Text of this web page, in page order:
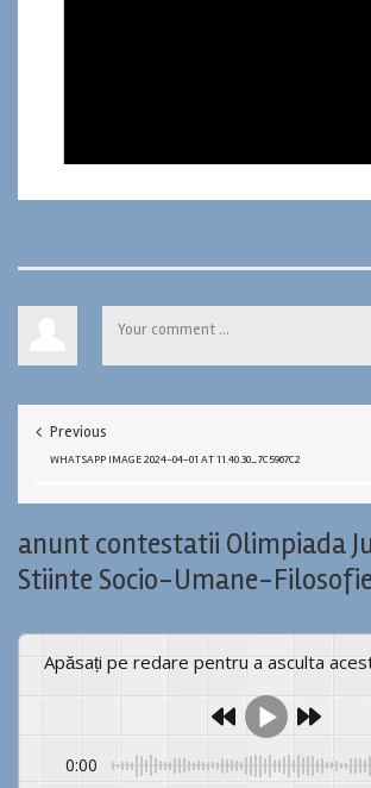
Previous
WHATSAPP IMAGE 2024-04-01 AT 11.40.30_7C5967C2
anunt contestatii Olimpiada
Stiinte Socio-Umane-
Apăsați pe redare pentru a asculta
0:00